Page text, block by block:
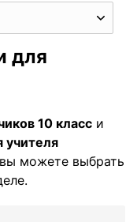
для
10 класс и
учителя
можете выбрать